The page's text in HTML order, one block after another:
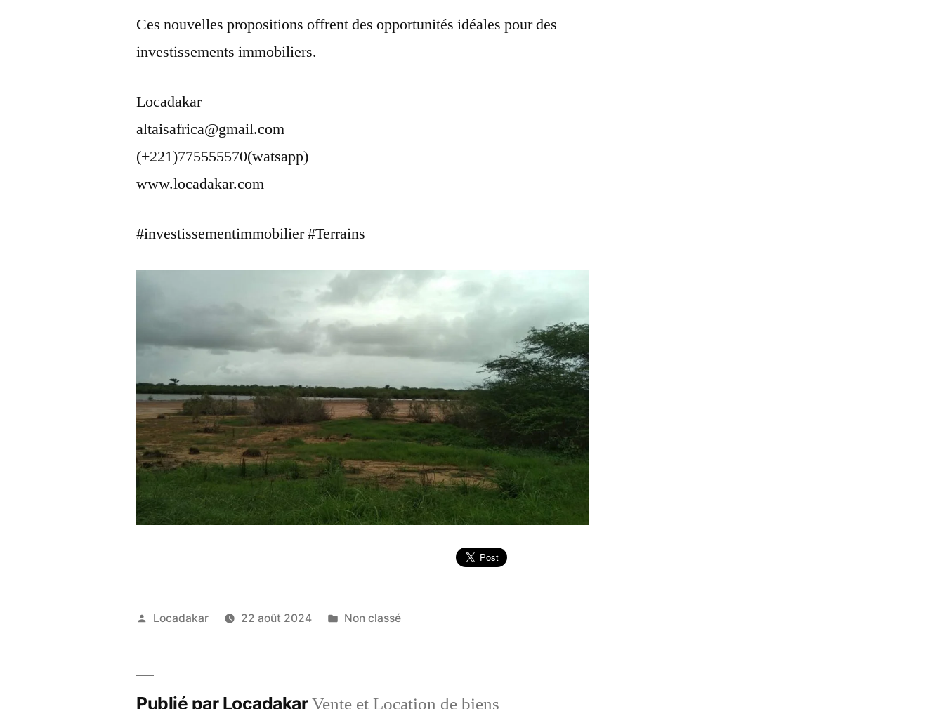
Ces nouvelles propositions offrent des opportunités idéales pour des
investissements immobiliers.
Locadakar
altaisafrica@gmail.com
(+221)775555570(watsapp)
www.locadakar.com
#investissementimmobilier #Terrains
Publié
Locadakar 22 août 2024
Publié
Non classé
Publié par LocadakarVente et Location de biens